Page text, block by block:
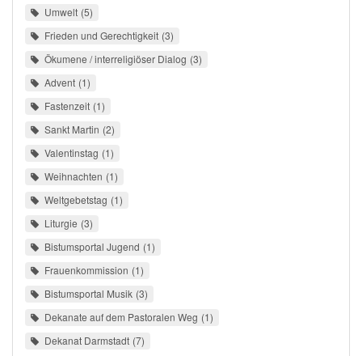
Umwelt 5
Frieden und Gerechtigkeit 3
Ökumene / interreligiöser Dialog 3
Advent 1
Fastenzeit 1
Sankt Martin 2
Valentinstag 1
Weihnachten 1
Weltgebetstag 1
Liturgie 3
Bistumsportal Jugend 1
Frauenkommission 1
Bistumsportal Musik 3
Dekanate auf dem Pastoralen Weg 1
Dekanat Darmstadt 7